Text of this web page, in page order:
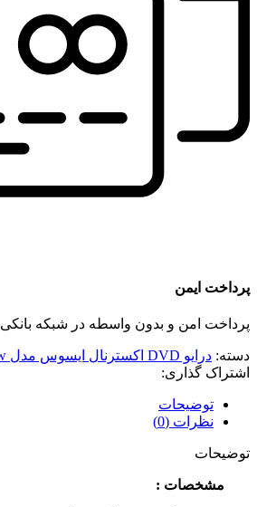
پرداخت ایمن
پرداخت امن و بدون واسطه در شبکه بانکی
دسته: درایو DVD اکسترنال ایسوس مدل dvd rw
اشتراک گذاری:
توضیحات
نظرات (0)
توضیحات
مشخصات :